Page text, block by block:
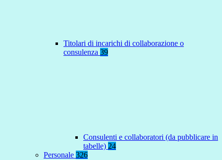
Titolari di incarichi di collaborazione o
consulenza 39
Consulenti e collaboratori (da pubblicare in
tabelle) 24
Personale 326